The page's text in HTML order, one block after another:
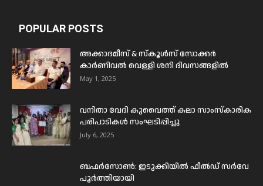
POPULAR POSTS
അക്കാദമീസ് & സ്കൂൾസ് സോക്കർ
കാർണിവൽ വെള്ളി ശനി ദിവസങ്ങളിൽ
May 1, 2025
വനിതാ വേദി കുവൈത്ത് കലാ സാംസ്കാരിക
പരിപാടികൾ സംഘടിപ്പിച്ചു
July 6, 2025
ബഫര്‍സോണ്‍: ഇടുക്കിയില്‍ ഫീല്‍ഡ് സര്‍വേ
പൂര്‍ത്തിയായി